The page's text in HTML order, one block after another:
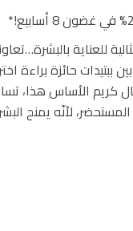
للعناية
كريم الأساس
لأنّه يمنح